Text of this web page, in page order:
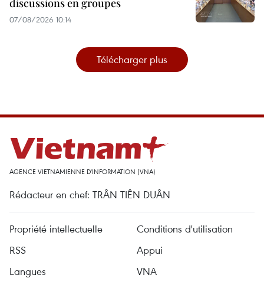
07/08/2026 10:14
Télécharger plus
AGENCE VIETNAMIENNE D'INFORMATION (VNA)
Rédacteur en chef: TRÂN TIÊN DUÂN
Propriété intellectuelle
Conditions d'utilisation
RSS
Appui
Langues
VNA